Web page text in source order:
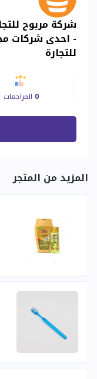
شركة مربوح
- احدى شركات
للتجارة
0 المراجعات
المزيد من المتجر